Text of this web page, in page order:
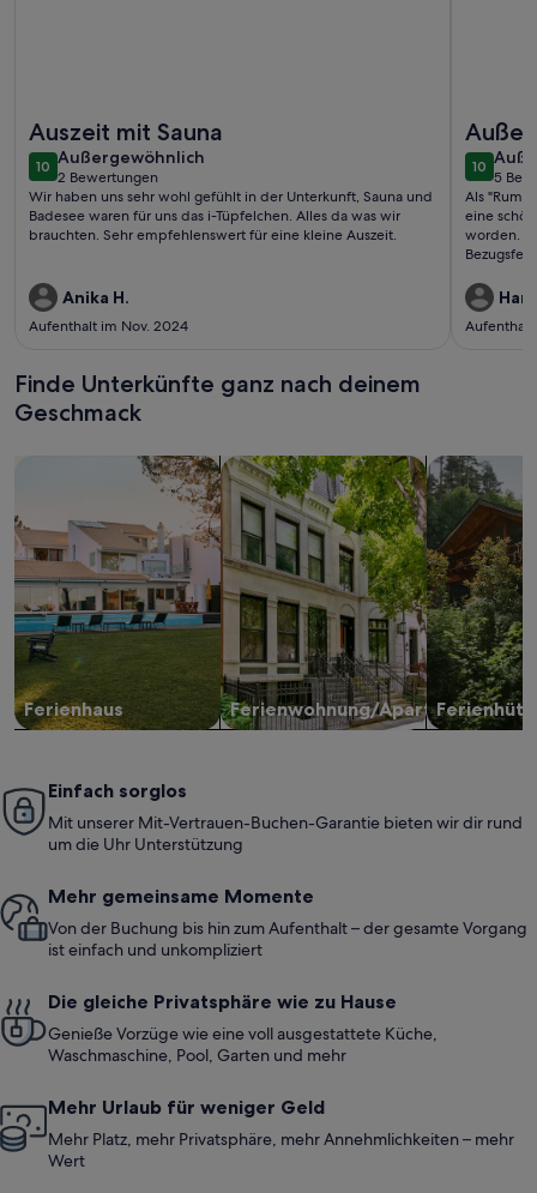
Auszeit mit Sauna
1010 von 10
Außergewöhnlich
außergewöhnlich
2 Bewertungen
(2
bewertungen)
Wir haben uns sehr wohl gefühlt in der Unterkunft, Sauna und
Badesee waren für uns das i-Tüpfelchen. Alles da was wir
brauchten. Sehr empfehlenswert für eine kleine Auszeit.
Anika H.
Aufenthalt im Nov. 2024
1010 von
5
(5
Als
eine
worden.
fühlt sich
Die
Aufenthalt
Finde Unterkünfte ganz nach deinem
Geschmack
Ferienhaus
Suche nach Ferienhäusern
Ferienwohnung/Apartment
Suche nach Ferienwohnungen oder
Suche nach
Einfach sorglos
Mit unserer Mit-Vertrauen-Buchen-Garantie bieten wir dir rund
um die Uhr Unterstützung
Mehr gemeinsame Momente
Von der Buchung bis hin zum Aufenthalt – der gesamte Vorgang
ist einfach und unkompliziert
Die gleiche Privatsphäre wie zu Hause
Genieße Vorzüge wie eine voll ausgestattete Küche,
Waschmaschine, Pool, Garten und mehr
Mehr Urlaub für weniger Geld
Mehr Platz, mehr Privatsphäre, mehr Annehmlichkeiten – mehr
Wert